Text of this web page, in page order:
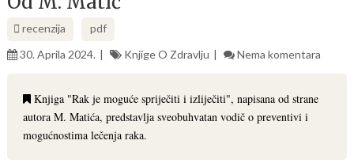
recenzija
pdf
30. Aprila 2024.
Knjige O Zdravlju Nema komentara
Knjiga "Rak je moguće spriječiti i izliječiti", napisana od strane
autora M. Matića, predstavlja sveobuhvatan vodič o preventivi i
mogućnostima lečenja raka.